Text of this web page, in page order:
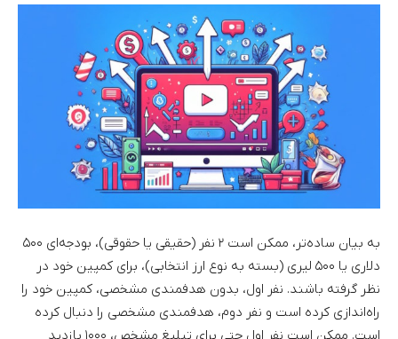
به بیان ساده‌تر، ممکن است ۲ نفر (حقیقی یا حقوقی)، بودجه‌ای ۵۰۰
دلاری یا ۵۰۰ لیری (بسته به نوع ارز انتخابی)، برای کمپین خود در
نظر گرفته باشند. نفر اول، بدون هدفمندی مشخصی، کمپین خود را
راه‌اندازی کرده است و نفر دوم، هدفمندی مشخصی را دنبال کرده
است. ممکن است نفر اول حتی برای تبلیغ مشخص، ۱۰۰۰ بازدید